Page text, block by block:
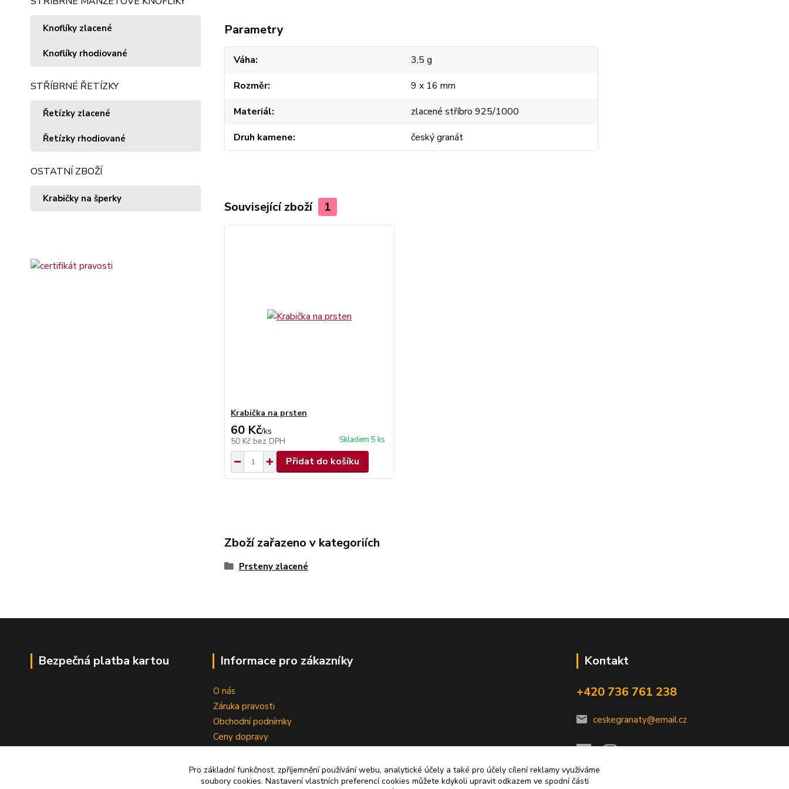
Knoflíky zlacené
Knoflíky rhodiované
STŘÍBRNÉ ŘETÍZKY
Řetízky zlacené
Řetízky rhodiované
OSTATNÍ ZBOŽÍ
Krabičky na šperky
Parametry
Váha
3,5 g
Rozměr
9 x 16 mm
Materiál
zlacené stříbro 925/1000
Druh kamene
český granát
Související zboží 1
Krabička na prsten
60 Kč/ks
50 Kč bez DPH Skladem 5 ks
Přidat do košíku
Zboží zařazeno v kategoriích
Prsteny zlacené
Bezpečná platba kartou Informace pro zákazníky
O nás
Záruka pravosti
Obchodní podnímky
Ceny dopravy
Zrušení kupní smlouvy
Kontakt
+420 736 761 238
ceskegranaty@email.cz
Pro základní funkčnost, zpříjemnění používání webu, analytické účely a také pro účely cílení reklamy využíváme
soubory cookies. Nastavení vlastních preferencí cookies můžete kdykoli upravit odkazem ve spodní části